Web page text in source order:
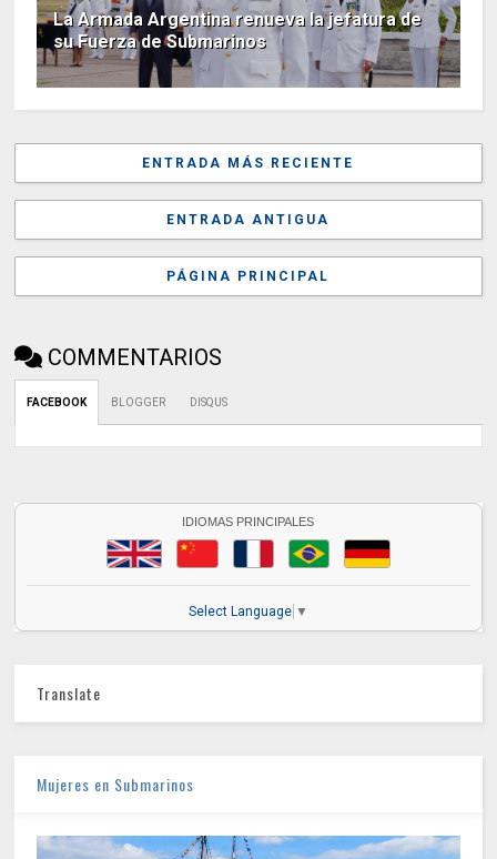
La Armada Argentina renueva la jefatura de
su Fuerza de Submarinos
ENTRADA MÁS RECIENTE
ENTRADA ANTIGUA
PÁGINA PRINCIPAL
COMMENTARIOS
FACEBOOK BLOGGER DISQUS
IDIOMAS PRINCIPALES
Select Language ▼
Translate
Mujeres en Submarinos